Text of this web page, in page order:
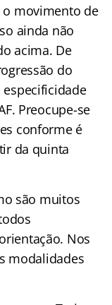
o movimento de
ainda não
acima. De
do
Preocupe-se
conforme é
da quinta
são muitos
Nos
modalidades